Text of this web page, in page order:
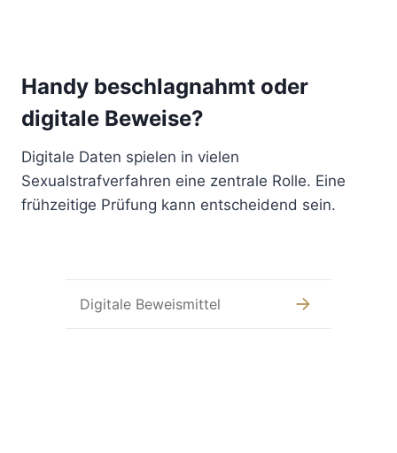
Handy beschlagnahmt oder
digitale Beweise?
Digitale Daten spielen in vielen
Sexualstrafverfahren eine zentrale Rolle. Eine
frühzeitige Prüfung kann entscheidend sein.
Digitale Beweismittel